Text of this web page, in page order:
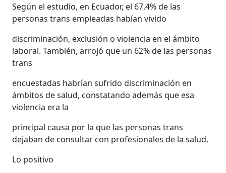
Según el estudio, en Ecuador, el 67,4% de las
personas trans empleadas habían vivido
discriminación, exclusión o violencia en el ámbito
laboral. También, arrojó que un 62% de las personas
trans
encuestadas habrían sufrido discriminación en
ámbitos de salud, constatando además que esa
violencia era la
principal causa por la que las personas trans
dejaban de consultar con profesionales de la salud.
Lo positivo